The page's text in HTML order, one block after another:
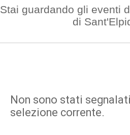
Stai guardando gli eventi
di
Non sono stati
selezione corrente.